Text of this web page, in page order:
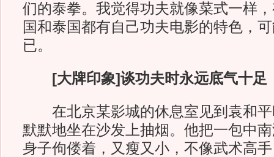
们的泰拳。我觉得功夫就像菜式一样
国和泰国都有自己功夫电影的特色，
已。
[大牌印象]谈功夫时永远底气十足
在北京某影城的休息室见到袁和平
默默地坐在沙发上抽烟。他把一包中
身子佝偻着，又瘦又小，不像武术高